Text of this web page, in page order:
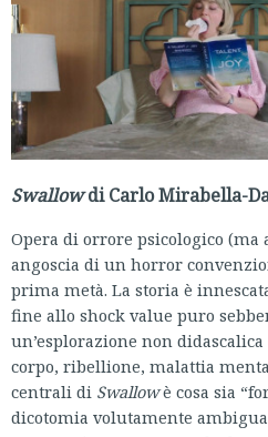
Swallowdi Carlo Mirabella-
Opera di orrore psicologico
angoscia di un horror
prima metà. La storia è
fine allo shock value puro
un’esplorazione non
corpo, ribellione, malattia
centrali di Swallowè cosa sia
dicotomia volutamente